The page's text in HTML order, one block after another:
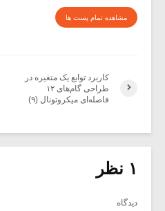
مشاهده تمام پست ها
کاربرد توابع یک متغیره در
طراحی گام‌های ۱۲
فاصله‌ای میکروتونال (۹)
۱ نظر
دیدگاه